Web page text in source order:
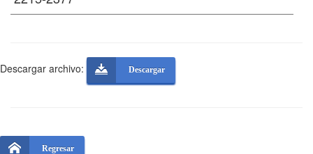
Descargar archivo: Descargar
Regresar